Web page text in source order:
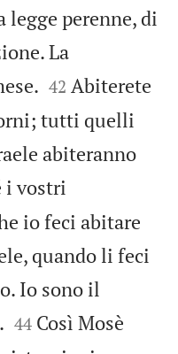
legge perenne, di
La


42 Abiterete
tutti quelli
abiteranno
i vostri
io feci abitare
quando li feci
Io sono il


44 Così Mosè